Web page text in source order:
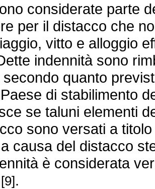
considerate parte
per il distacco che
vitto e alloggio
indennità sono
quanto
di stabilimento
se taluni elementi
sono versati a
causa del distacco
è considerata
[9].